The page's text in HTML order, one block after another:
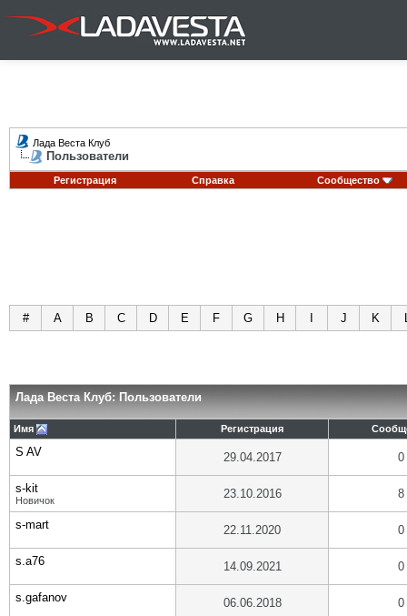
Лада Веста Клуб
Пользователи
Регистрация Справка Сообщество
# A B C D E F G H J K
Лада Веста Клуб: Пользователи
Имя Регистрация
S AV 29.04.2017 0
s-kit
Новичок 23.10.2016 8
s-mart 22.11.2020 0
s.a76 14.09.2021 0
s.gafanov 06.06.2018 0